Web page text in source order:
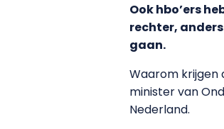
Ook hbo’ers
rechter,
gaan.
Waarom krijgen
minister van
Nederland.